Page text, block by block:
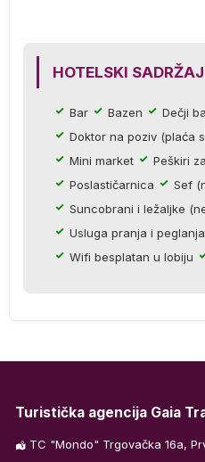
HOTELSKI
Bar Bazen
Dečji
Doktor na poziv (plaća
Mini market
Peškiri
Poslastičarnica
Sef
Suncobrani i ležaljke
Usluga pranja i
Wifi besplatan u lobiju
Turistička agencija Gaia
TC "Mondo" Trgovačka 16a,